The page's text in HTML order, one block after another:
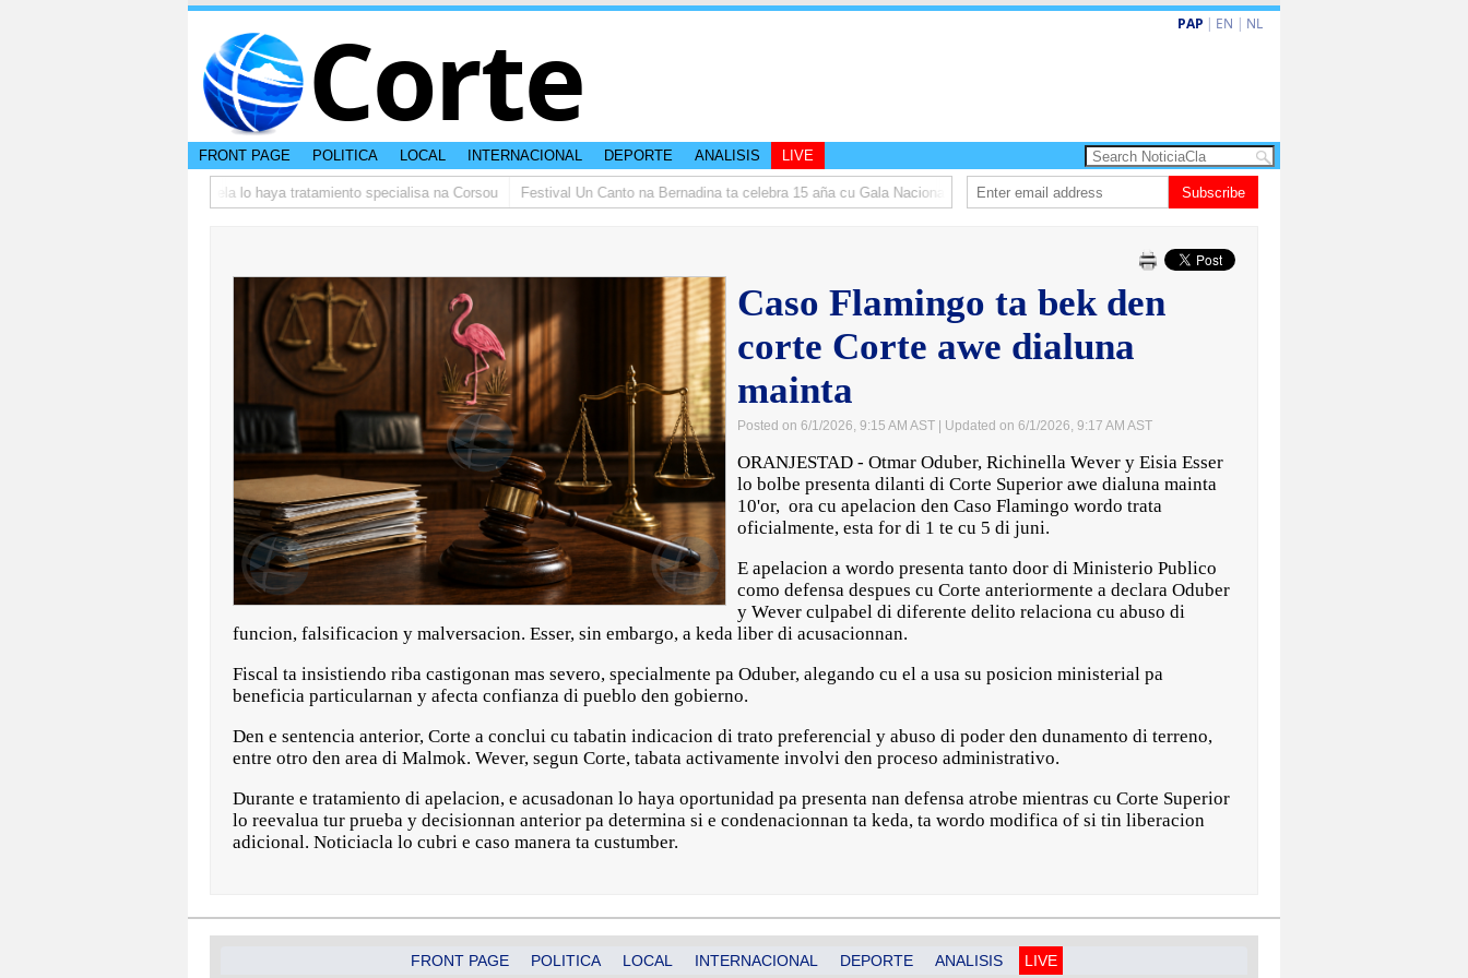
Corte PAP | EN | NL
FRONT PAGE POLITICA LOCAL INTERNACIONAL DEPORTE ANALISIS LIVE
DVG: Adictonan bou curatela lo haya tratamiento specialisa na Corsou Festival Un Canto na Bernadina ta celebra 15 aña cu Gala Nacional 𝗜𝗡 𝗠𝗘𝗠𝗢𝗥𝗜𝗔𝗠: 𝐇𝐈𝐆𝐈𝐍𝐈𝐎 𝐀𝐋𝐄𝐉𝐀𝐍𝐃𝐑𝐎 “𝐏𝐀𝐓𝐀𝐍” 𝐅𝐀𝐑𝐑𝐎
Subscribe
Caso Flamingo ta bek den
corte Corte awe dialuna
mainta
Posted on 6/1/2026, 9:15 AM AST | Updated on 6/1/2026, 9:17 AM AST
ORANJESTAD - Otmar Oduber, Richinella Wever y Eisia Esser
lo bolbe presenta dilanti di Corte Superior awe dialuna mainta
10'or, ora cu apelacion den Caso Flamingo wordo trata
oficialmente, esta for di 1 te cu 5 di juni.
E apelacion a wordo presenta tanto door di Ministerio Publico
como defensa despues cu Corte anteriormente a declara Oduber
y Wever culpabel di diferente delito relaciona cu abuso di
funcion, falsificacion y malversacion. Esser, sin embargo, a keda liber di acusacionnan.
Fiscal ta insistiendo riba castigonan mas severo, specialmente pa Oduber, alegando cu el a usa su posicion ministerial pa
beneficia particularnan y afecta confianza di pueblo den gobierno.
Den e sentencia anterior, Corte a conclui cu tabatin indicacion di trato preferencial y abuso di poder den dunamento di terreno,
entre otro den area di Malmok. Wever, segun Corte, tabata activamente involvi den proceso administrativo.
Durante e tratamiento di apelacion, e acusadonan lo haya oportunidad pa presenta nan defensa atrobe mientras cu Corte Superior
lo reevalua tur prueba y decisionnan anterior pa determina si e condenacionnan ta keda, ta wordo modifica of si tin liberacion
adicional. Noticiacla lo cubri e caso manera ta custumber.
FRONT PAGE POLITICA LOCAL INTERNACIONAL DEPORTE ANALISIS LIVE